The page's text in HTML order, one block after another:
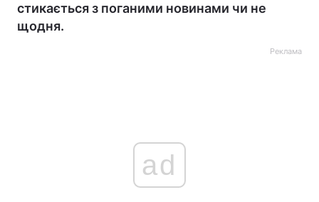
стикається з поганими новинами чи не
щодня.
Реклама
ad